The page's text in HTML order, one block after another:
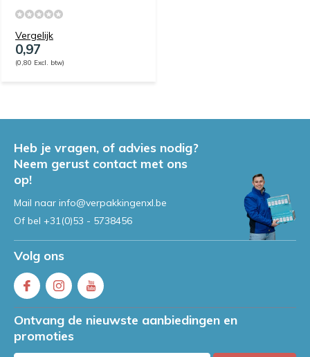
Vergelijk
0,97
(0,80 Excl. btw)
Heb je vragen, of advies nodig?
Neem gerust contact met ons
op!
Mail naar info@verpakkingenxl.be
Of bel +31(0)53 - 5738456
Volg ons
Ontvang de nieuwste aanbiedingen en
promoties